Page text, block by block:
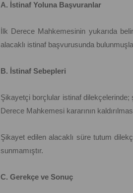
A. İstinaf Yoluna Başvuranlar
İlk Derece Mahkemesinin yukarıda
alacaklı istinaf başvurusunda
B. İstinaf Sebepleri
Şikayetçi borçlular istinaf
Derece Mahkemesi kararının
Şikayet edilen alacaklı süre tutum
sunmamıştır.
C. Gerekçe ve Sonuç